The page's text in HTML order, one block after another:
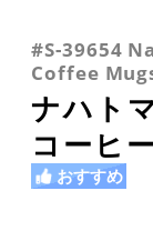
ナハトマン
#S-39654
Coffee
ナハト
コーヒ
おすすめ